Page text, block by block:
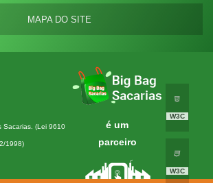
MAPA DO SITE
Sacarias. (Lei 9610
1998)
é um
parceiro
W3C
W3C